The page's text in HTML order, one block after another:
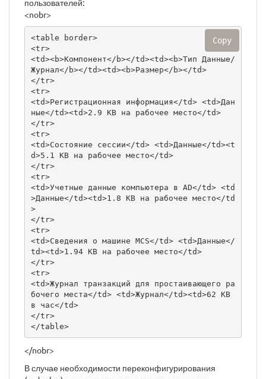
пользователей:
<nobr>
<table border>
<tr>
<td><b>Компонент</b></td><td><b>Тип Данные/
Журнал</b></td><td><b>Размер</b></td>
</tr>
<tr>
<td>Регистрационная информация</td> <td>Дан
ные</td><td>2.9 KB на рабочее место</td>
</tr>
<tr>
<td>Состояние сессии</td> <td>Данные</td><t
d>5.1 KB на рабочее место</td>
</tr>
<tr>
<td>Учетные данные компьютера в AD</td> <td
>Данные</td><td>1.8 KB на рабочее место</td
>
</tr>
<tr>
<td>Сведения о машине MCS</td> <td>Данные</
td><td>1.94 KB на рабочее место</td>
</tr>
<tr>
<td>Журнал транзакций для простаивающего ра
бочего места</td> <td>Журнал</td><td>62 KB
в час</td>
</tr>
</table>
Copy
</nobr>
В случае необходимости переконфигурирования